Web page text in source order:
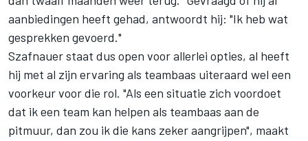
aanbiedingen heeft gehad, antwoordt hij: "Ik heb wat
gesprekken gevoerd."
Szafnauer staat dus open voor allerlei opties, al heeft
hij met al zijn ervaring als teambaas uiteraard wel een
voorkeur voor die rol. "Als een situatie zich voordoet
dat ik een team kan helpen als teambaas aan de
pitmuur, dan zou ik die kans zeker aangrijpen", maakt